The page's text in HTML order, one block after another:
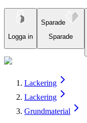
Logga in
Sparade
Sparade
Lackering
Lackering
Grundmaterial